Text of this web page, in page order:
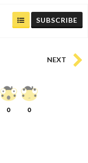
SUBSCRIBE
NEXT
0 0